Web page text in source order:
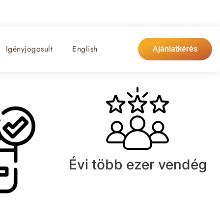
Igényjogosult English Ajánlatkérés
APARTMANJAI
APARTMANJAI
APARTMANJAI
Évi több ezer vendég